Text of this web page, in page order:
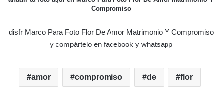
Compromiso
disfr Marco Para Foto Flor De Amor Matrimonio Y Compromiso
y compártelo en facebook y whatsapp
amor compromiso de flor